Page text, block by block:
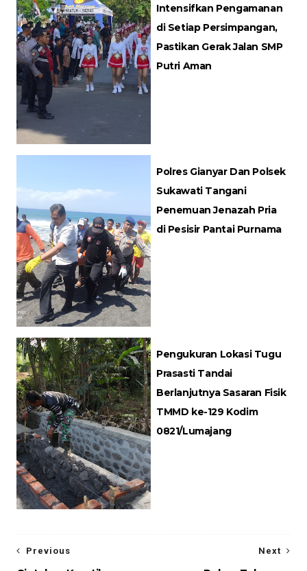
Intensifkan Pengamanan
di Setiap Persimpangan,
Pastikan Gerak Jalan SMP
Putri Aman
Polres Gianyar Dan Polsek
Sukawati Tangani
Penemuan Jenazah Pria
di Pesisir Pantai Purnama
Pengukuran Lokasi Tugu
Prasasti Tandai
Berlanjutnya Sasaran Fisik
TMMD ke-129 Kodim
0821/Lumajang
Next
Previous